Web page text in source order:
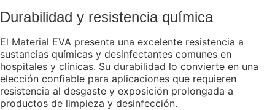
Durabilidad y resistencia química
El Material EVA presenta una excelente resistencia a
sustancias químicas y desinfectantes comunes en
hospitales y clínicas. Su durabilidad lo convierte en una
elección confiable para aplicaciones que requieren
resistencia al desgaste y exposición prolongada a
productos de limpieza y desinfección.